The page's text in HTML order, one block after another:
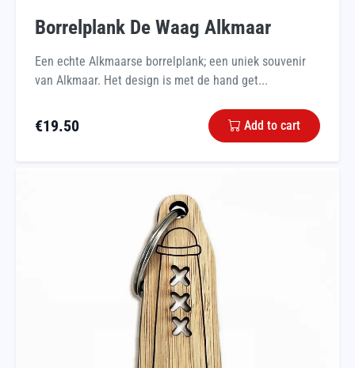
Borrelplank De Waag Alkmaar
Een echte Alkmaarse borrelplank; een uniek souvenir
van Alkmaar. Het design is met de hand get...
€19.50 Add to cart